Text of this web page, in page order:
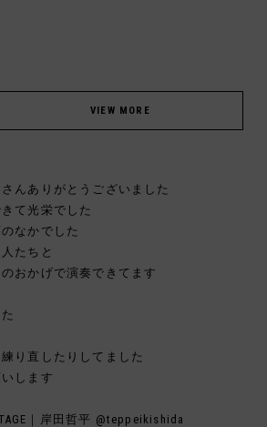
んありがとうございました
て光栄でした
なかでした
たちと
おかげで演奏できてます
り直したりしてました
します
｜岸田哲平 @teppeikishida